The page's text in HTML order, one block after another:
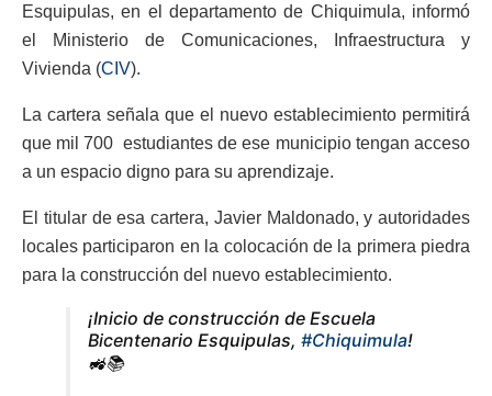
Esquipulas, en el departamento de Chiquimula, informó
el Ministerio de Comunicaciones, Infraestructura y
Vivienda (CIV).
La cartera señala que el nuevo establecimiento permitirá
que mil 700 estudiantes de ese municipio tengan acceso
a un espacio digno para su aprendizaje.
El titular de esa cartera, Javier Maldonado, y autoridades
locales participaron en la colocación de la primera piedra
para la construcción del nuevo establecimiento.
¡Inicio de construcción de Escuela
Bicentenario Esquipulas, #Chiquimula!
🚜📚